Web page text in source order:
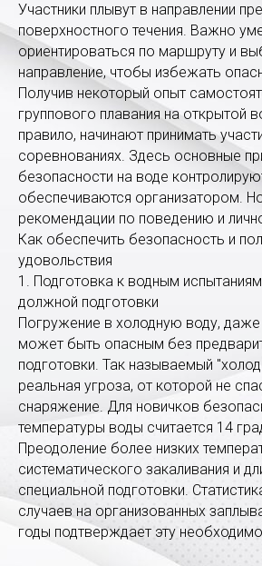
Участники плывут в направлении
поверхностного течения. Важно
ориентироваться по маршруту и
направление, чтобы избежать
Получив некоторый опыт
группового плавания на открытой
правило, начинают принимать
соревнованиях. Здесь основные
безопасности на воде
обеспечиваются организатором.
рекомендации по поведению и
Как обеспечить безопасность и
удовольствия
1. Подготовка к водным
должной подготовки
Погружение в холодную воду,
может быть опасным без
подготовки. Так называемый
реальная угроза, от которой не
снаряжение. Для новичков
температуры воды считается 14
Преодоление более низких
систематического закаливания и
специальной подготовки.
случаев на организованных
годы подтверждает эту